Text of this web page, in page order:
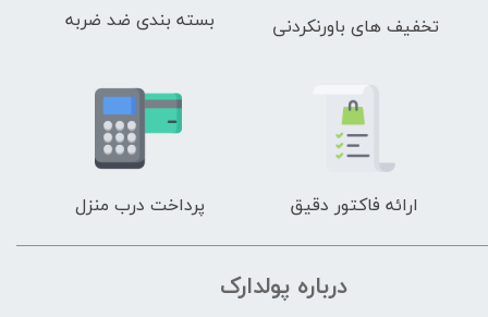
تخفیف های باورنکردنی بسته بندی ضد ضربه
ارائه فاکتور دقیق پرداخت درب منزل
درباره پولدارک